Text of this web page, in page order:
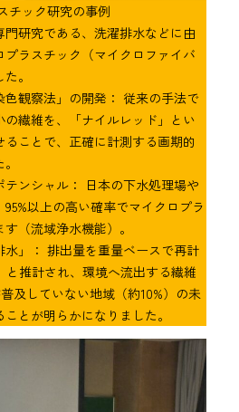
チック研究の事例
研究である、洗濯排水などに由
ラスチック（マイクロファイバ
。
観察法」の開発： 従来の手法で
繊維を、「ナイルレッド」とい
ることで、正確に計測する画期的
ンシャル： 日本の下水処理場や
以上の高い確率でマイクロプラ
（流域浄水機能）。
」： 排出量を重量ベースで再計
と推計され、環境へ流出する繊維
及していない地域（約10%）の未
とが明らかになりました。